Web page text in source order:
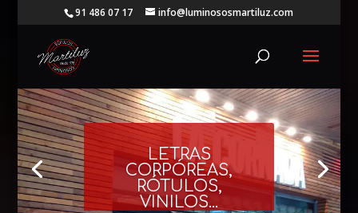
91 486 07 17 info@luminososmartiluz.com
LETRAS
CORPÓREAS,
RÓTULOS,
VINILOS...